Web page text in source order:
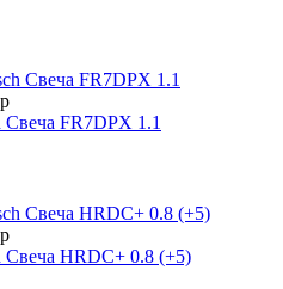
Свеча FR7DPX 1.1
Свеча HRDC+ 0.8 (+5)